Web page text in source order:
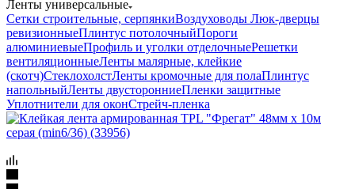
Ленты универсальные
Сетки строительные, серпянкиВоздуховоды Люк-дверцы
ревизионныеПлинтус потолочныйПороги
алюминиевыеПрофиль и уголки отделочныеРешетки
вентиляционныеЛенты малярные, клейкие
(скотч)СтеклохолстЛенты кромочные для полаПлинтус
напольныйЛенты двусторонниеПленки защитные
Уплотнители для оконСтрейч-пленка